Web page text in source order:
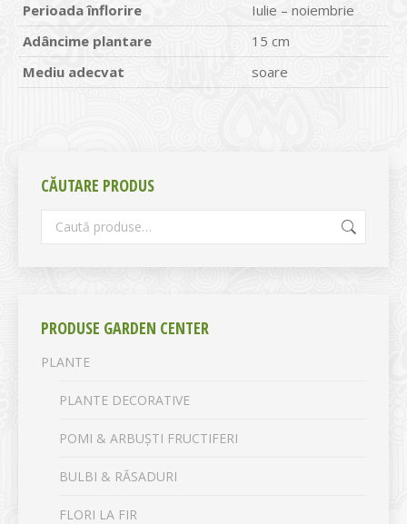
Perioada înflorire
Iulie – noiembrie
Adâncime plantare
15 cm
Mediu adecvat
soare
CĂUTARE PRODUS
PRODUSE GARDEN CENTER
PLANTE
PLANTE DECORATIVE
POMI & ARBUȘTI FRUCTIFERI
BULBI & RĂSADURI
FLORI LA FIR